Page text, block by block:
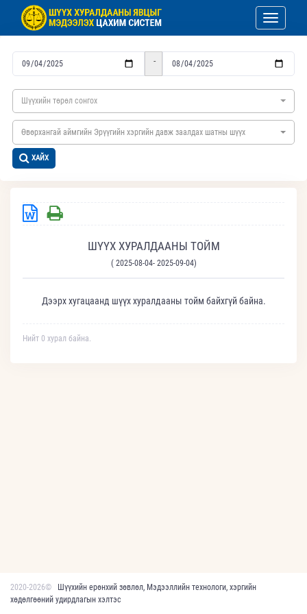
Toggle
-
Шүүхийн төрөл сонгох
Өвөрхангай аймгийн Эрүүгийн хэргийн давж заалдах шатны шүүх
ХАЙХ
ШҮҮХ ХУРАЛДААНЫ ТОЙМ
( 2025-08-04- 2025-09-04)
Дээрх хугацаанд шүүх хуралдааны тойм байхгүй байна.
Нийт 0 хурал байна.
2020-2026©
Шүүхийн ерөнхий зөвлөл, Мэдээллийн технологи, хэргийн
хөдөлгөөний удирдлагын хэлтэс